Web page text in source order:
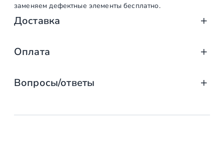
заменяем дефектные элементы бесплатно.
Доставка
Доставка от «СтаирсПром»: аккуратно,
от упаковки на производстве до разгрузки на объекте.
Какие изделия мы доставляем
маршевые, винтовые, консольные и модульные
Оплата
Оплата услуг «СтаирсПром»: удобно,
Вопросы/ответы
Предусмотрена ли возможность